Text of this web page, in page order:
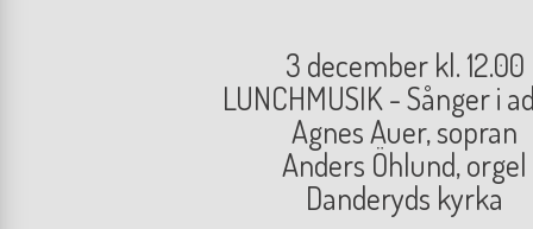
3 december kl. 12.00
LUNCHMUSIK - Sånger i
Agnes Auer, sopran
Anders Öhlund, orgel
Danderyds kyrka